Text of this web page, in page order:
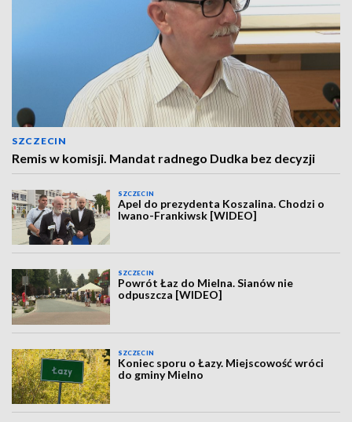
SZCZECIN
Remis w komisji. Mandat radnego Dudka bez decyzji
SZCZECIN
Apel do prezydenta Koszalina. Chodzi o
Iwano-Frankiwsk [WIDEO]
SZCZECIN
Powrót Łaz do Mielna. Sianów nie
odpuszcza [WIDEO]
SZCZECIN
Koniec sporu o Łazy. Miejscowość wróci
do gminy Mielno